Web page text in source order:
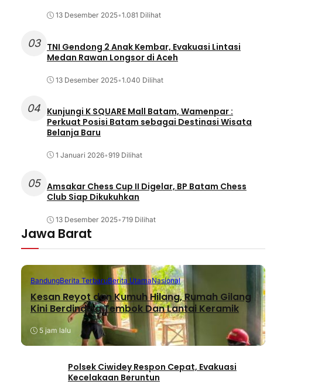
13 Desember 2025•1.081 Dilihat
03
TNI Gendong 2 Anak Kembar, Evakuasi Lintasi
Medan Rawan Longsor di Aceh
13 Desember 2025•1.040 Dilihat
04 Kunjungi K SQUARE Mall Batam, Wamenpar :
Perkuat Posisi Batam sebagai Destinasi Wisata
Belanja Baru
1 Januari 2026•919 Dilihat
05 Amsakar Chess Cup II Digelar, BP Batam Chess
Club Siap Dikukuhkan
13 Desember 2025•719 Dilihat
Jawa Barat
BandungBerita TerbaruBerita UtamaNasional
Kesan Reyot dan Kumuh Hilang, Rumah Gilang
Kini Berdinding Tembok Dan Lantai Keramik
5 jam lalu
Polsek Ciwidey Respon Cepat, Evakuasi
Kecelakaan Beruntun